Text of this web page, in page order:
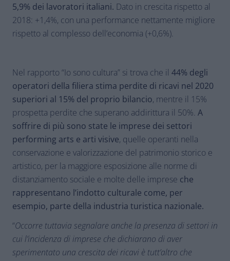
5,9% dei lavoratori italiani. Dato in crescita rispetto al
2018: +1,4%, con una performance nettamente migliore
rispetto al complesso dell’economia (+0,6%).
Nel rapporto “Io sono cultura” si trova che il 44% degli
operatori della filiera stima perdite di ricavi nel 2020
superiori al 15% del proprio bilancio, mentre il 15%
prospetta perdite che superano addirittura il 50%. A
soffrire di più sono state le imprese dei settori
performing arts e arti visive, quelle operanti nella
conservazione e valorizzazione del patrimonio storico e
artistico, per la maggiore esposizione alle norme di
distanziamento sociale e molte delle imprese che
rappresentano l’indotto culturale come, per
esempio, parte della industria turistica nazionale.
“Occorre tuttavia segnalare anche la presenza di settori in
cui l’incidenza di imprese che dichiarano di aver
sperimentato una crescita dei ricavi è tutt’altro che